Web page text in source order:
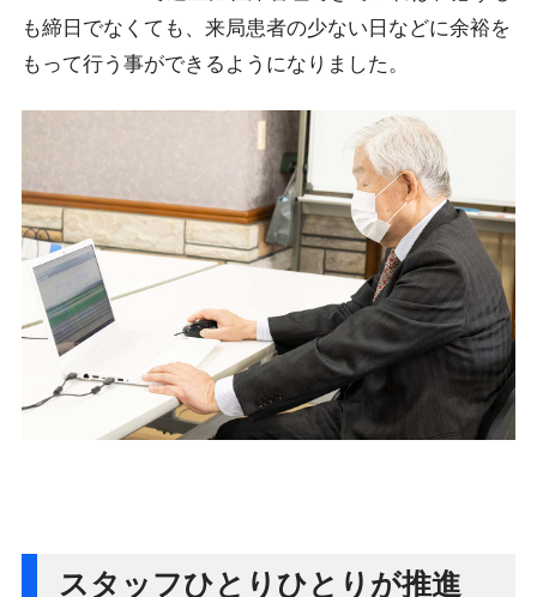
も締日でなくても、来局患者の少ない日などに余裕を
もって行う事ができるようになりました。
スタッフひとりひとりが推進